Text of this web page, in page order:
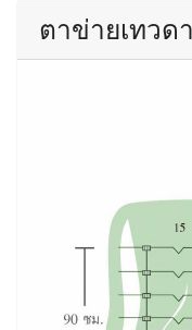
ตาข่ายเทวด